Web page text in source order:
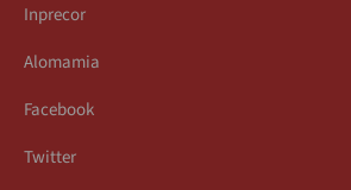
Inprecor
Alomamia
Facebook
Twitter